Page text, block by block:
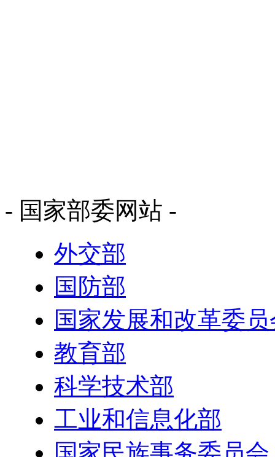
- 国家部委网站 -
外交部
国防部
国家发展和改革委员
教育部
科学技术部
工业和信息化部